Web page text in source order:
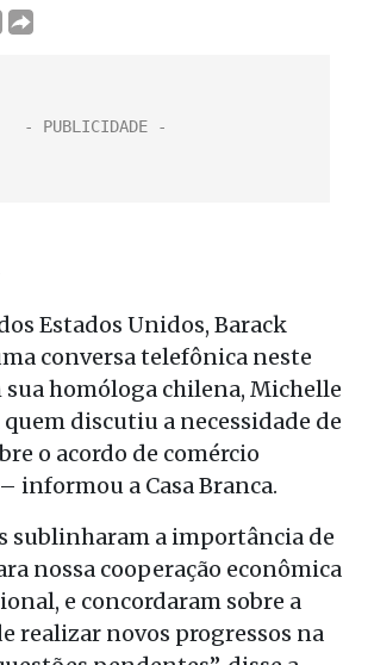
Estados Unidos, Barack
conversa telefônica neste
homóloga chilena, Michelle
discutiu a necessidade de
o acordo de comércio
informou a Casa Branca.
sublinharam a importância de
nossa cooperação econômica
e concordaram sobre a
realizar novos progressos na